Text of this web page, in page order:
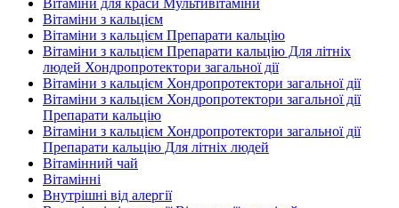
Вітаміни з кальцієм
Вітаміни з кальцієм Препарати кальцію
Вітаміни з кальцієм Препарати кальцію Для літніх
людей Хондропротектори загальної дії
Вітаміни з кальцієм Хондропротектори загальної дії
Вітаміни з кальцієм Хондропротектори загальної дії
Препарати кальцію
Вітаміни з кальцієм Хондропротектори загальної дії
Препарати кальцію Для літніх людей
Вітамінний чай
Вітамінні
Внутрішні від алергії